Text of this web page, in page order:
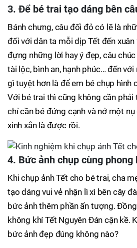
3. Để bé trai tạo dáng bên
Bánh chưng, câu đối đỏ có lẽ là
đối với dân ta mỗi dịp Tết đến
đựng những lời hay ý đẹp, câu
tài lộc, bình an, hạnh phúc… đến
gì tuyệt hơn là để em bé chụp hình
Với bé trai thì cũng không cần phải
chỉ cần bé đứng cạnh và nở một
xinh xắn là được rồi.
4. Bức ảnh chụp cùng phong
Khi chụp ảnh Tết cho bé trai, cha
tạo dáng vui vẻ nhận lì xì bên cây
bức ảnh thêm phần ấn tượng.
không khí Tết Nguyên Đán cận kề.
bức ảnh đẹp đúng không nào?